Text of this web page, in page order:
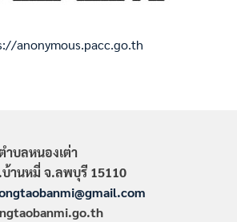
anonymous.pacc.go.th
ำบลหนองเต่า
านหมี่ จ.ลพบุรี 15110